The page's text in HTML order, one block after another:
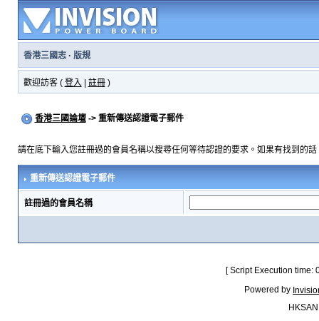
香港三國志· 版規
歡迎訪客 ( 登入 註冊)
香港三國論壇-> 重新傳送認證電子郵件
請在底下輸入您註冊過的會員名稱以搜尋任何等待認證的要求。如果有找到的
重新傳送認證電子郵件
註冊過的會員名稱
[ Script Execution
Powered by